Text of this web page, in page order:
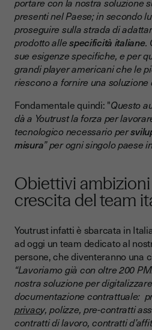
presenti nel Paese; in secondo
proseguire sulla strada di
prodotto allespecificità italiane.
sue esigenze specifiche, e per
grandi player americani che le
riescono a fornire una soluzione
Fondamentale quindi: "Questo
dà a Youtrust la forza per
tecnologico necessario per
misura” per ogni singolo paese
Obiettivi
crescita del team
Youtrust infatti è sbarcata in
ad oggi un team dedicato al
persone, che diventeranno una
“Lavoriamo già con oltre 200
nostra soluzione per
documentazione contrattuale:
privacy, polizze, pre-contratti
contratti di lavoro, contratti